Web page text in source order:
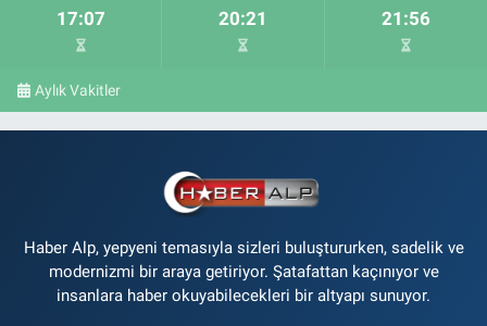
17:07 20:21 21:56
Aylık Vakitler
Haber Alp, yepyeni temasıyla sizleri buluştururken, sadelik ve
modernizmi bir araya getiriyor. Şatafattan kaçınıyor ve
insanlara haber okuyabilecekleri bir altyapı sunuyor.